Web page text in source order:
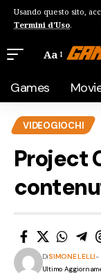
Usando questo sito,
Termini d'Uso.
Aa
Games
VIDEOGIOCHI
Project
Ultimo
DiSIMONE LELLI-